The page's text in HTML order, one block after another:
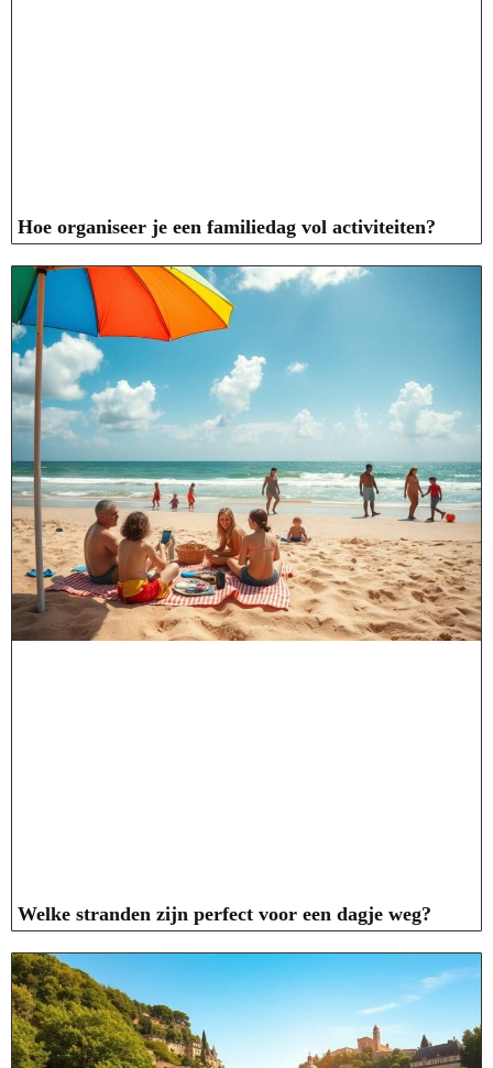
Hoe organiseer je een familiedag vol activiteiten?
Welke stranden zijn perfect voor een dagje weg?